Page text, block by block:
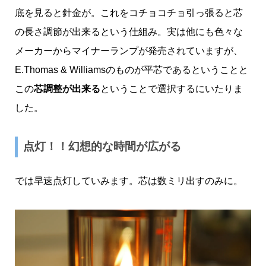
底を見ると針金が。これをコチョコチョ引っ張ると芯
の長さ調節が出来るという仕組み。実は他にも色々な
メーカーからマイナーランプが発売されていますが、
E.Thomas & Williamsのものが平芯であるということと
この芯調整が出来るということで選択するにいたりま
した。
点灯！！幻想的な時間が広がる
では早速点灯していみます。芯は数ミリ出すのみに。